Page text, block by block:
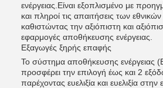
ενέργειας.Είναι εξοπλισμένο με
και πληροί τις απαιτήσεις των
καθιστώντας την αξιόπιστη και
εφαρμογές αποθήκευσης ενέργειας.
Εξαγωγές ξηρής επαφής
Το σύστημα αποθήκευσης ενέργειας
προσφέρει την επιλογή έως και 2
παρέχοντας ευελιξία και ευελιξία